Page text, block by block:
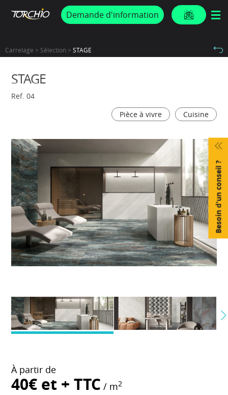
PROMOS & ACTUSDemande d'information
Carrelage > Sélection > STAGE
Besoin d'un conseil ?
STAGE
Ref. 04
Pièce à vivre
Cuisine
À partir de
40€ et + TTC / m2